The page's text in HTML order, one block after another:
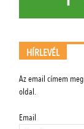
HÍRLEVÉL
Az email címem
oldal.
Email